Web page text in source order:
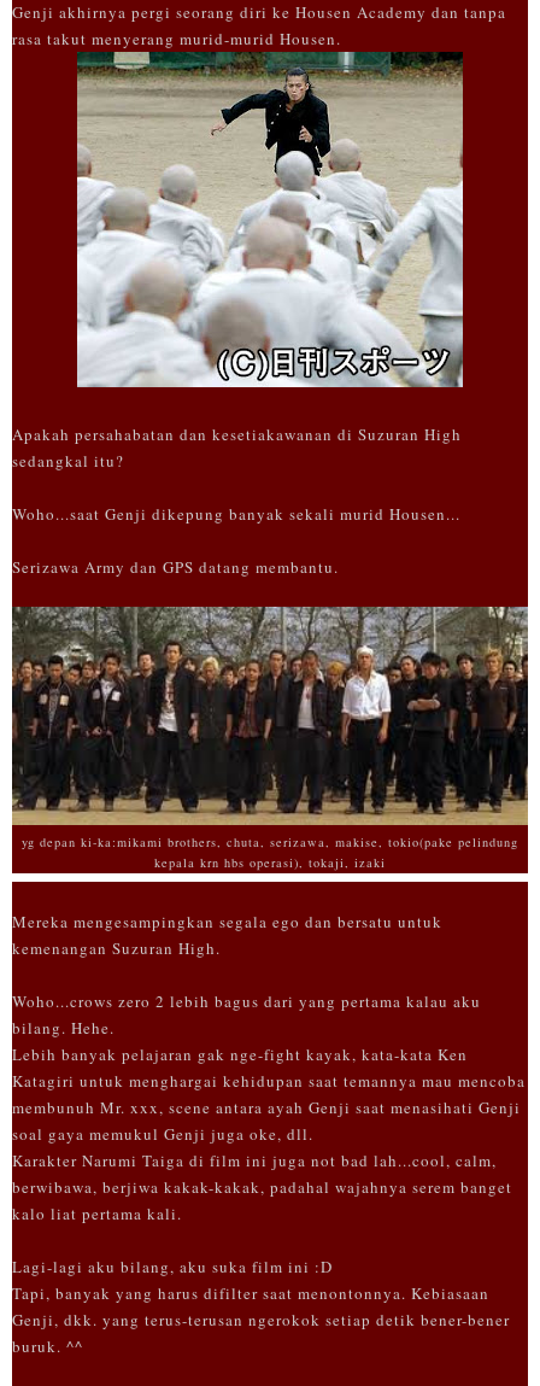
Genji akhirnya pergi seorang diri ke Housen Academy dan tanpa
rasa takut menyerang murid-murid Housen.
Apakah persahabatan dan kesetiakawanan di Suzuran High
sedangkal itu?
Woho...saat Genji dikepung banyak sekali murid Housen...
Serizawa Army dan GPS datang membantu.
yg depan ki-ka:mikami brothers, chuta, serizawa, makise, tokio(pake pelindung
kepala krn hbs operasi), tokaji, izaki
Mereka mengesampingkan segala ego dan bersatu untuk
kemenangan Suzuran High.
Woho...crows zero 2 lebih bagus dari yang pertama kalau aku
bilang. Hehe.
Lebih banyak pelajaran gak nge-fight kayak, kata-kata Ken
Katagiri untuk menghargai kehidupan saat temannya mau mencoba
membunuh Mr. xxx, scene antara ayah Genji saat menasihati Genji
soal gaya memukul Genji juga oke, dll.
Karakter Narumi Taiga di film ini juga not bad lah...cool, calm,
berwibawa, berjiwa kakak-kakak, padahal wajahnya serem banget
kalo liat pertama kali.
Lagi-lagi aku bilang, aku suka film ini :D
Tapi, banyak yang harus difilter saat menontonnya. Kebiasaan
Genji, dkk. yang terus-terusan ngerokok setiap detik bener-bener
buruk. ^^